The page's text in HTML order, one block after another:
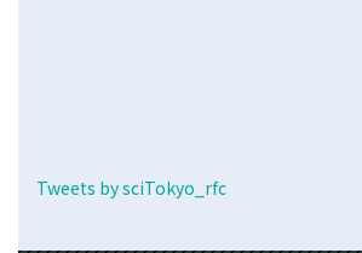
Tweets by sciTokyo_rfc